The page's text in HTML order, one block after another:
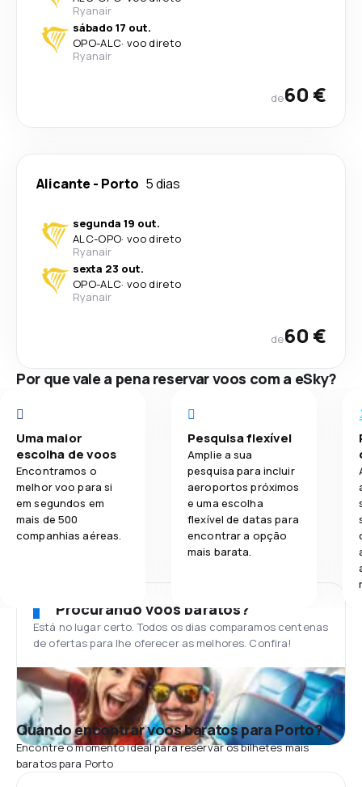
Ryanair
sábado 17 out.
OPO-ALC· voo direto
Ryanair
de60 €
Alicante - Porto 5 dias
segunda 19 out.
ALC-OPO· voo direto
Ryanair
sexta 23 out.
OPO-ALC· voo direto
Ryanair
de60 €
Por que vale a pena reservar voos com a eSky?
Uma maior
escolha de voos
Encontramos o
melhor voo para si
em segundos em
mais de 500
companhias aéreas.
Pesquisa flexível
Amplie a sua
pesquisa para incluir
aeroportos próximos
e uma escolha
flexível de datas para
encontrar a opção
mais barata.
Procurando voos baratos?
Está no lugar certo. Todos os dias comparamos centenas
de ofertas para lhe oferecer as melhores. Confira!
Quando encontrar voos baratos para Porto?
Encontre o momento ideal para reservar os bilhetes mais
baratos para Porto